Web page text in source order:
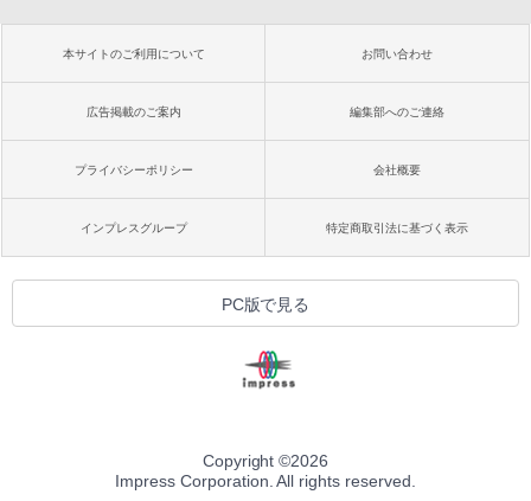
本サイトのご利用について お問い合わせ
広告掲載のご案内 編集部へのご連絡
プライバシーポリシー 会社概要
インプレスグループ 特定商取引法に基づく表示
PC版で見る
Copyright ©2026
Impress Corporation. All rights reserved.